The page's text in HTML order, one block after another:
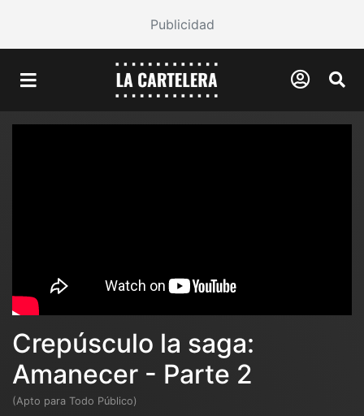
Publicidad
Crepúsculo la saga:
Amanecer - Parte 2
(Apto para Todo Público)